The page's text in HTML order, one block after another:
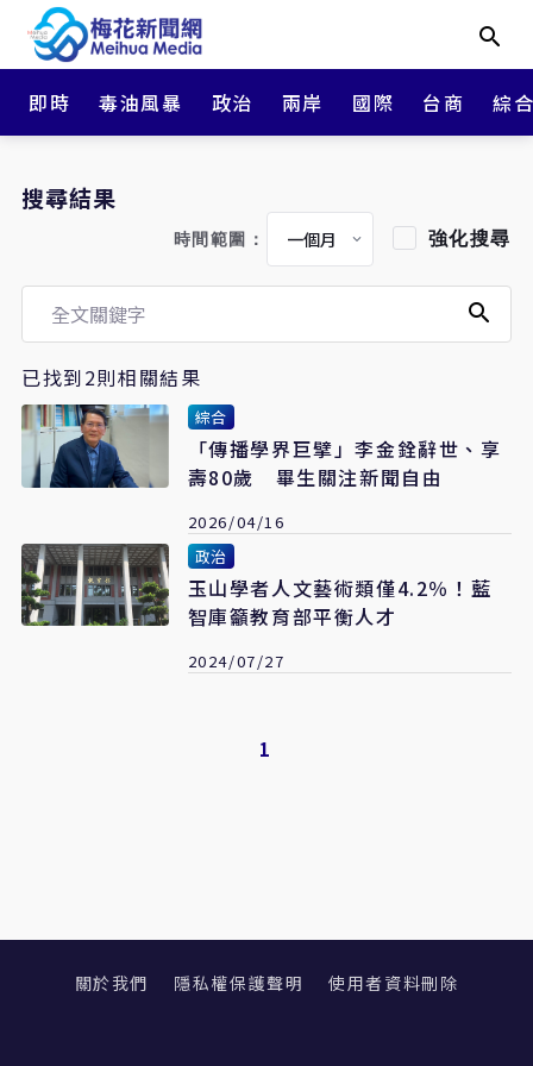
即時 毒油風暴 政治 兩岸 國際 台商 綜
搜尋結果
時間範圍： 強化搜尋
已找到2則相關結果
綜合
「傳播學界巨擘」李金銓辭世、享
壽80歲 畢生關注新聞自由
2026/04/16
政治
玉山學者人文藝術類僅4.2％！藍
智庫籲教育部平衡人才
2024/07/27
1
關於我們 隱私權保護聲明 使用者資料刪除